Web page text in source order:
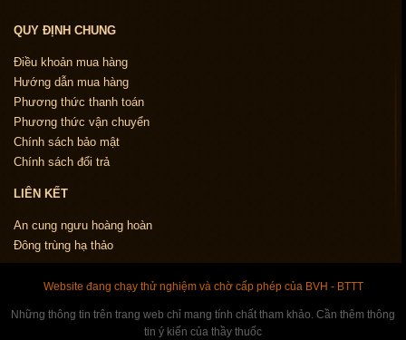
QUY ĐỊNH CHUNG
Điều khoản mua hàng
Hướng dẫn mua hàng
Phương thức thanh toán
Phương thức vận chuyển
Chính sách bảo mật
Chính sách đổi trả
LIÊN KẾT
An cung ngưu hoàng hoàn
Đông trùng hạ thảo
Website đang chạy thử nghiệm và chờ cấp phép của BVH - BTTT
Những thông tin trên trang web chỉ mang tính chất tham khảo. Cần thêm thông
tin ý kiến của thầy thuốc